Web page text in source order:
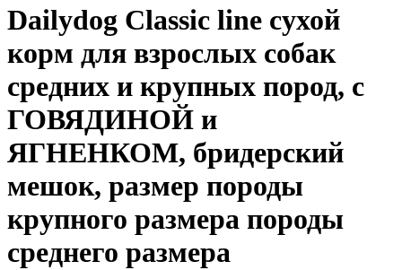
Dailydog Classic line сухой
корм для взрослых собак
средних и крупных пород, с
ГОВЯДИНОЙ и
ЯГНЕНКОМ, бридерский
мешок, размер породы
крупного размера породы
среднего размера